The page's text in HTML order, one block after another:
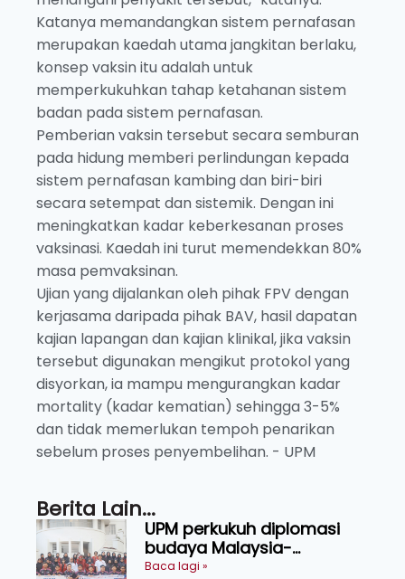
Katanya memandangkan sistem pernafasan
merupakan kaedah utama jangkitan berlaku,
konsep vaksin itu adalah untuk
memperkukuhkan tahap ketahanan sistem
badan pada sistem pernafasan.
Pemberian vaksin tersebut secara semburan
pada hidung memberi perlindungan kepada
sistem pernafasan kambing dan biri-biri
secara setempat dan sistemik. Dengan ini
meningkatkan kadar keberkesanan proses
vaksinasi. Kaedah ini turut memendekkan 80%
masa pemvaksinan.
Ujian yang dijalankan oleh pihak FPV dengan
kerjasama daripada pihak BAV, hasil dapatan
kajian lapangan dan kajian klinikal, jika vaksin
tersebut digunakan mengikut protokol yang
disyorkan, ia mampu mengurangkan kadar
mortality (kadar kematian) sehingga 3-5%
dan tidak memerlukan tempoh penarikan
sebelum proses penyembelihan. - UPM
Berita Lain...
UPM perkukuh diplomasi
budaya Malaysia-
Indonesia melalui Narasi
Baca lagi »